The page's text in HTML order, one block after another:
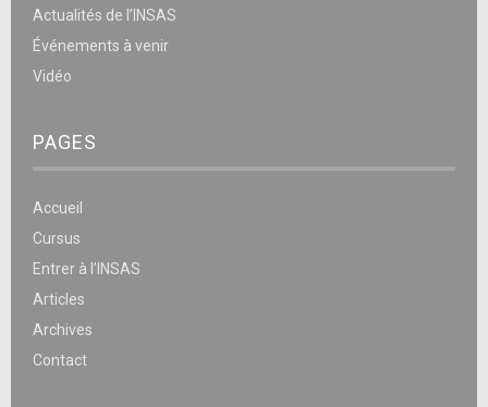
Actualités de l’INSAS
Événements à venir
Vidéo
PAGES
Accueil
Cursus
Entrer à l’INSAS
Articles
Archives
Contact